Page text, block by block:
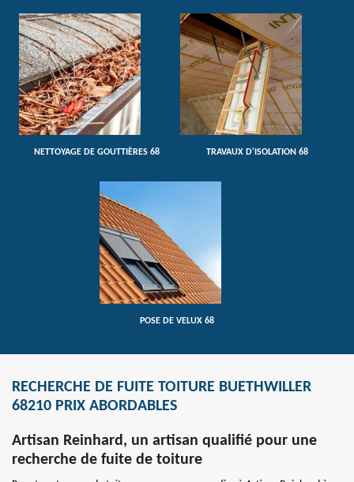
NETTOYAGE DE GOUTTIÈRES 68 TRAVAUX D'ISOLATION 68
POSE DE VELUX 68
RECHERCHE DE FUITE TOITURE BUETHWILLER
68210 PRIX ABORDABLES
Artisan Reinhard, un artisan qualifié pour une
recherche de fuite de toiture